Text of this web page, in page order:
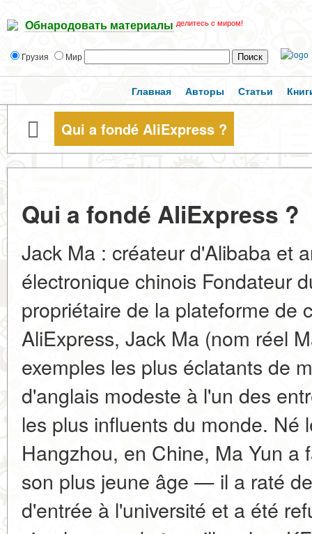
Обнародовать материалы делитесь с миром!
Грузия Мир
Главная Авторы Статьи
Qui a fondé AliExpress ?
Qui a fondé AliExpress ?
Jack Ma : créateur d'Alibaba et
électronique chinois Fondateur
propriétaire de la plateforme de
AliExpress, Jack Ma (nom réel
exemples les plus éclatants de
d'anglais modeste à l'un des
les plus influents du monde. Né
Hangzhou, en Chine, Ma Yun a
son plus jeune âge — il a raté
d'entrée à l'université et a été